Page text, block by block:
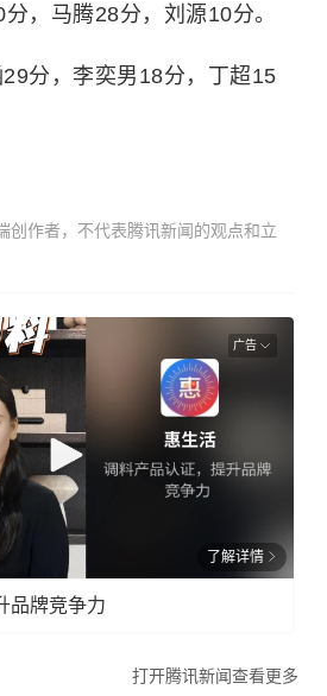
，马腾28分，刘源10分。
分，李奕男18分，丁超15
创作者，不代表腾讯新闻的观点和立
广告
了解详情
品牌竞争力
打开腾讯新闻查看更多